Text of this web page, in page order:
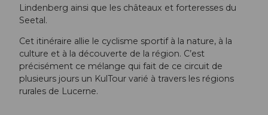
Lindenberg ainsi que les châteaux et forteresses du
Seetal.
Cet itinéraire allie le cyclisme sportif à la nature, à la
culture et à la découverte de la région. C’est
précisément ce mélange qui fait de ce circuit de
plusieurs jours un KulTour varié à travers les régions
rurales de Lucerne.